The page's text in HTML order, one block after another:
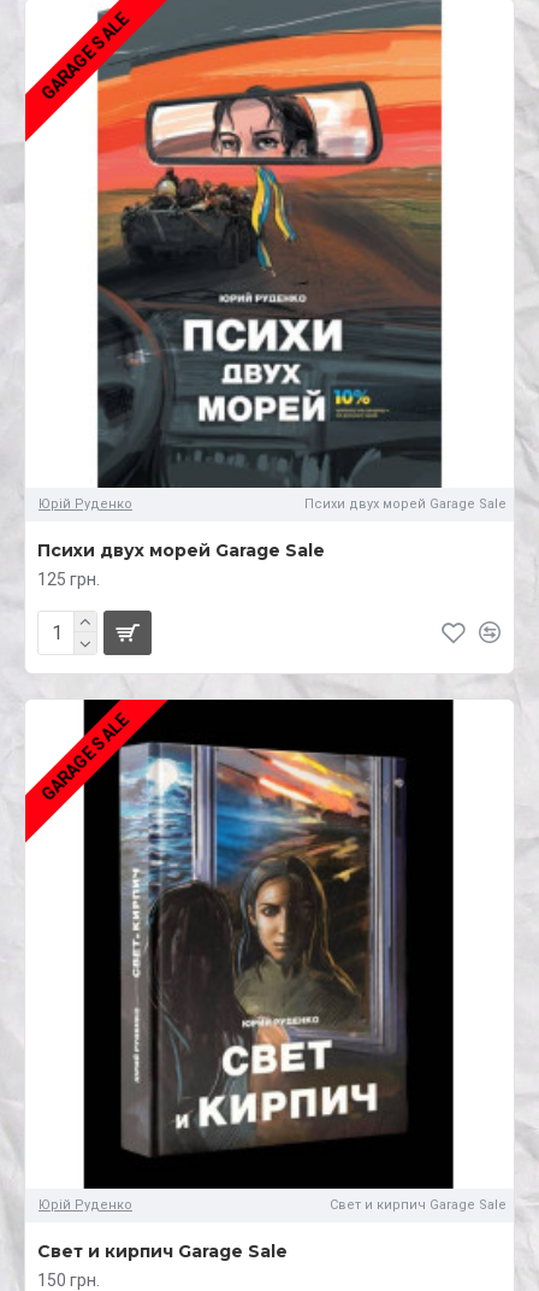
GARAGE SALE
Юрій Руденко Психи двух морей Garage Sale
Психи двух морей Garage Sale
125 грн.
GARAGE SALE
Юрій Руденко Свет и кирпич Garage Sale
Свет и кирпич Garage Sale
150 грн.